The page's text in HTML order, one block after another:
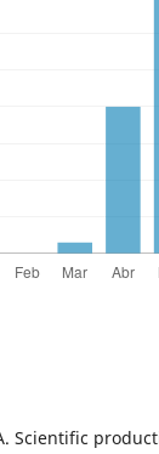
Scientific